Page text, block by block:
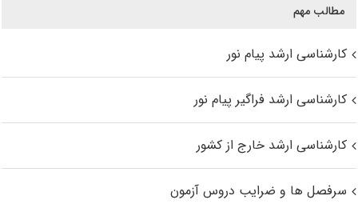
مطالب مهم
کارشناسی ارشد پیام نور
کارشناسی ارشد فراگیر پیام نور
کارشناسی ارشد خارج از کشور
سرفصل ها و ضرایب دروس آزمون